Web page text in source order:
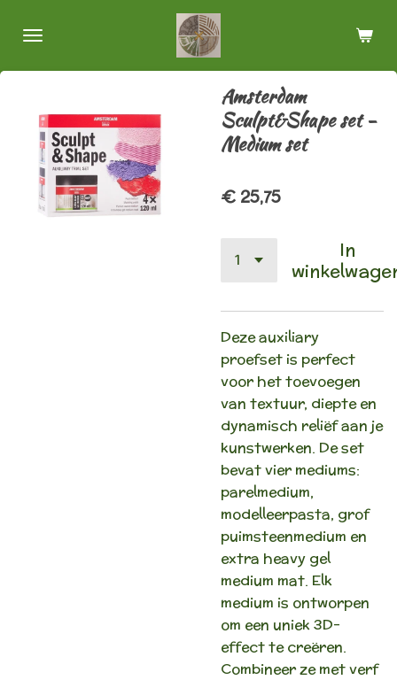
direct
Amsterdam
Sculpt&Shape set -
Medium set
€ 25,75
In
Deze auxiliary
proefset is perfect
voor het toevoegen
van textuur, diepte en
dynamisch reliëf aan je
kunstwerken. De set
bevat vier mediums:
parelmedium,
modelleerpasta, grof
puimsteenmedium en
extra heavy gel
medium mat. Elk
medium is ontworpen
om een uniek 3D-
effect te creëren.
Combineer ze met verf